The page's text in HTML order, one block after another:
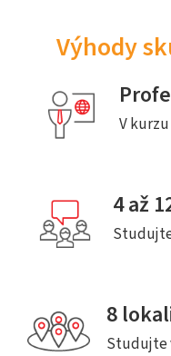
Výhody
V
4 až
8
Studujte